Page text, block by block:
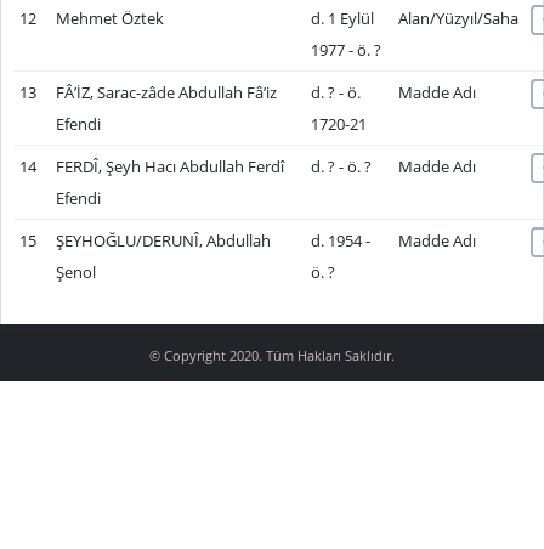
12 Mehmet Öztek
d. 1 Eylül
1977 - ö. ?
Alan/Yüzyıl/Saha
13
FÂ’İZ, Sarac-zâde Abdullah Fâ’iz
Efendi
d. ? - ö.
1720-21
Madde Adı
14
FERDÎ, Şeyh Hacı Abdullah Ferdî
Efendi
d. ? - ö. ? Madde Adı
15
ŞEYHOĞLU/DERUNÎ, Abdullah
Şenol
d. 1954 -
ö. ?
Madde Adı
© Copyright 2020. Tüm Hakları Saklıdır.